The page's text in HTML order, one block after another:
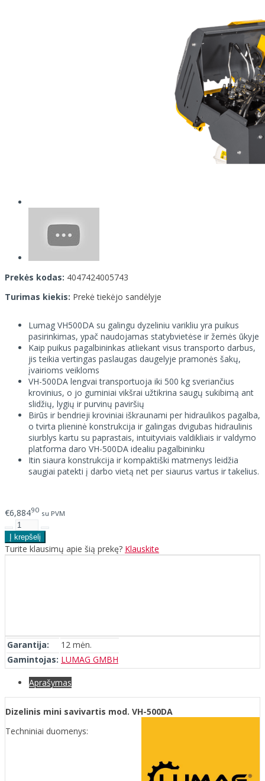
Prekės kodas: 4047424005743
Turimas kiekis: Prekė tiekėjo sandėlyje
Lumag VH500DA su galingu dyzeliniu varikliu yra puikus
pasirinkimas, ypač naudojamas statybvietėse ir žemės ūkyje
Kaip puikus pagalbininkas atliekant visus transporto darbus,
jis teikia vertingas paslaugas daugelyje pramonės šakų,
įvairioms veikloms
VH-500DA lengvai transportuoja iki 500 kg sveriančius
krovinius, o jo guminiai vikšrai užtikrina saugų sukibimą ant
slidžių, lygių ir purvinų paviršių
Birūs ir bendrieji kroviniai iškraunami per hidraulikos pagalba,
o tvirta plieninė konstrukcija ir galingas dvigubas hidraulinis
siurblys kartu su paprastais, intuityviais valdikliais ir valdymo
platforma daro VH-500DA idealiu pagalbininku
Itin siaura konstrukcija ir kompaktiški matmenys leidžia
saugiai patekti į darbo vietą net per siaurus vartus ir takelius.
€6,88490 su PVM
Turite klausimų apie šią prekę? Klauskite
Garantija:
12 mėn.
Gamintojas: LUMAG GMBH
Aprašymas
Dizelinis mini savivartis mod. VH-500DA
Techniniai duomenys: